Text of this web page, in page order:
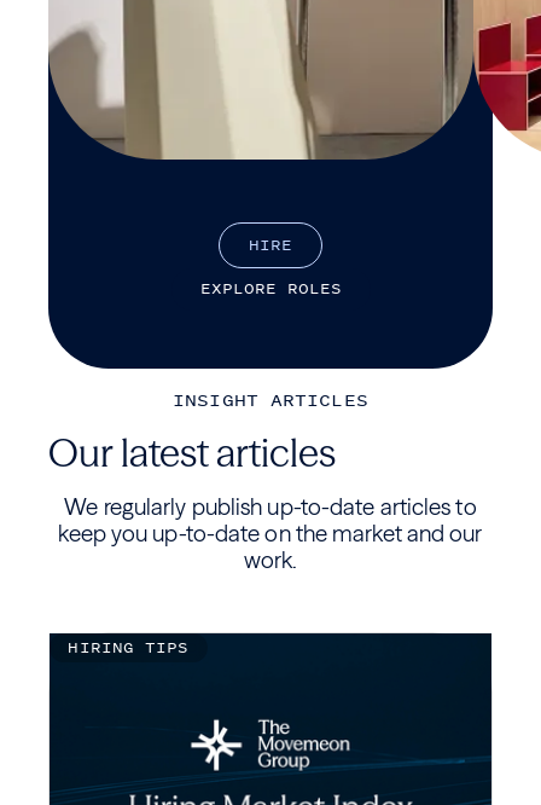
HIRE
EXPLORE ROLES
INSIGHT ARTICLES
Our latest articles
We regularly publish up-to-date articles to
keep you up-to-date on the market and our
work.
HIRING TIPS